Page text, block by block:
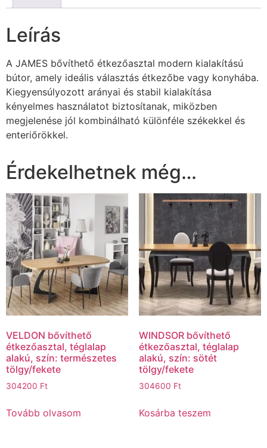
Leírás
A JAMES bővíthető étkezőasztal modern kialakítású
bútor, amely ideális választás étkezőbe vagy konyhába.
Kiegyensúlyozott arányai és stabil kialakítása
kényelmes használatot biztosítanak, miközben
megjelenése jól kombinálható különféle székekkel és
enteriőrökkel.
Érdekelhetnek még…
VELDON bővíthető
étkezőasztal, téglalap
alakú, szín: természetes
tölgy/fekete
304200 Ft
Tovább olvasom
WINDSOR bővíthető
étkezőasztal, téglalap
alakú, szín: sötét
tölgy/fekete
304600 Ft
Kosárba teszem